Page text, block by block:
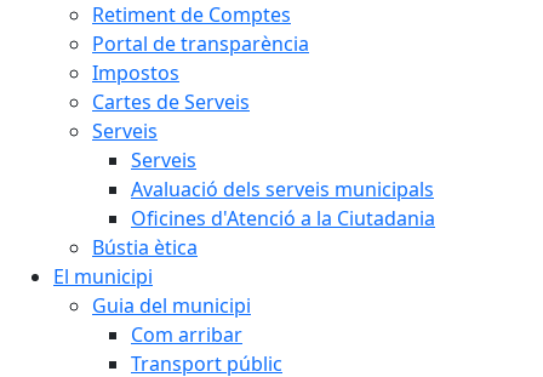
Retiment de Comptes
Portal de transparència
Impostos
Cartes de Serveis
Serveis
Serveis
Avaluació dels serveis municipals
Oficines d'Atenció a la Ciutadania
Bústia ètica
El municipi
Guia del municipi
Com arribar
Transport públic